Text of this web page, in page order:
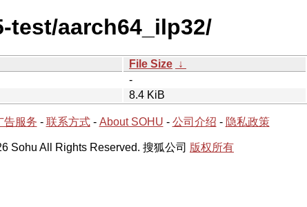
test/aarch64_ilp32/
File Size ↓
-
8.4 KiB
告服务 - 联系方式- About SOHU - 公司介绍 - 隐私政策
Sohu All Rights Reserved. 搜狐公司 版权所有